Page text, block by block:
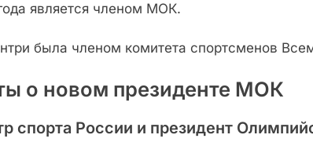
является членом МОК.
была членом комитета спортсменов
о новом президенте МОК
спорта России и президент